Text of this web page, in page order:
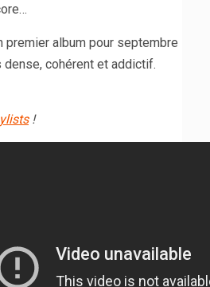
premier album pour septembre
dense, cohérent et addictif.
!